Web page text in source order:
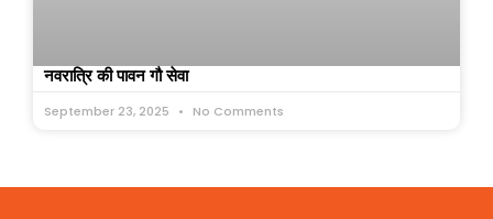
नवरात्रि की पावन गौ सेवा
September 23, 2025 No Comments